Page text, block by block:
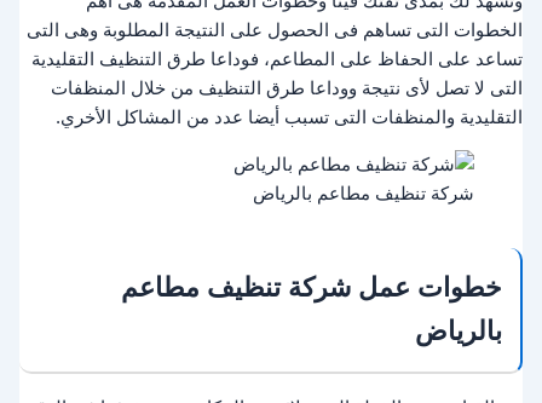
الخطوات التى تساهم فى الحصول على النتيجة المطلوبة وهى التى
تساعد على الحفاظ على المطاعم، فوداعا طرق التنظيف التقليدية
التى لا تصل لأى نتيجة ووداعا طرق التنظيف من خلال المنظفات
التقليدية والمنظفات التى تسبب أيضا عدد من المشاكل الأخري.
شركة تنظيف مطاعم بالرياض
خطوات عمل شركة تنظيف مطاعم
بالرياض